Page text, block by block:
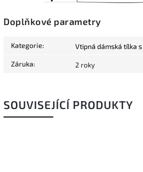
Doplňkové parametry
Kategorie: Vtipná dámská tílka
Záruka: 2 roky
SOUVISEJÍCÍ PRODUKTY